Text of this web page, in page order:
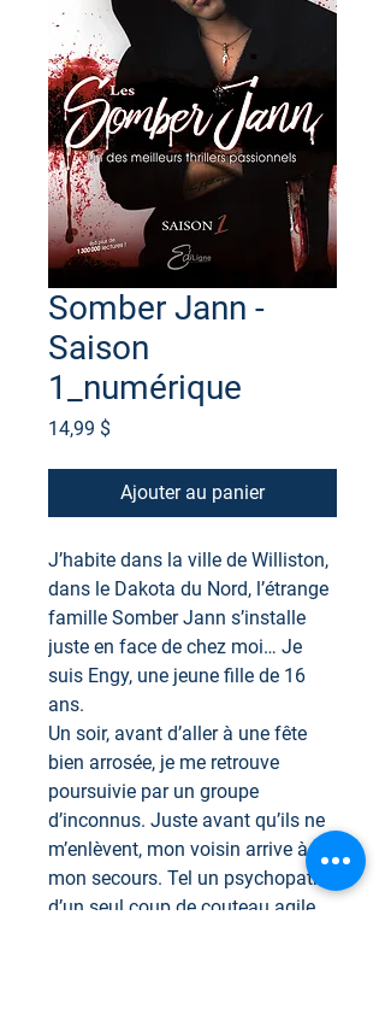
Somber Jann -
Saison
1_numérique
14,99 $Prix
Ajouter au panier
J’habite dans la ville de Williston,
dans le Dakota du Nord, l’étrange
famille Somber Jann s’installe
juste en face de chez moi… Je
suis Engy, une jeune fille de 16
ans.
Un soir, avant d’aller à une fête
bien arrosée, je me retrouve
poursuivie par un groupe
d’inconnus. Juste avant qu’ils ne
m’enlèvent, mon voisin arrive à
mon secours. Tel un psychopathe,
d’un seul coup de couteau agile,